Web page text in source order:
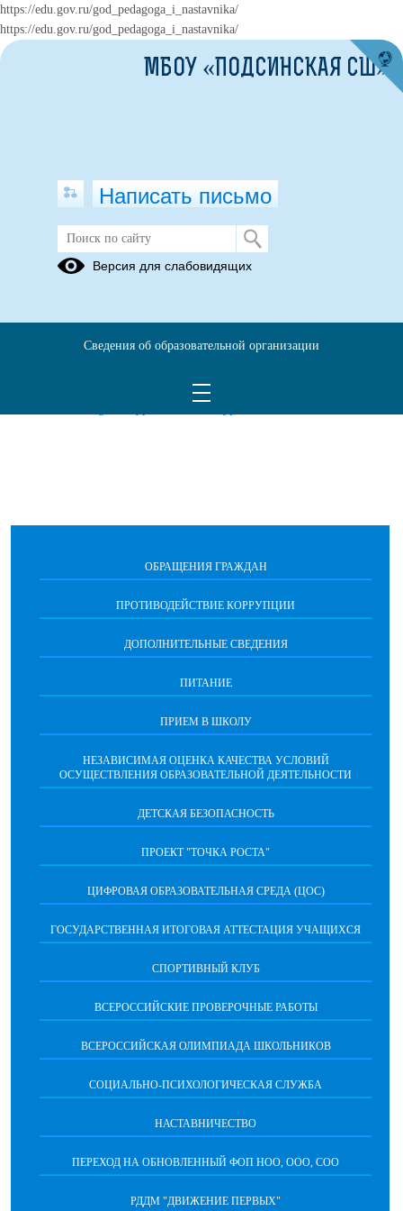
https://edu.gov.ru/god_pedagoga_i_nastavnika/
https://edu.gov.ru/god_pedagoga_i_nastavnika/
Ноябрь в календаре воспитательной
работы запланирован в нашей
отношений и правовой помощи.
https://podsinee.khakasiyaschool.ru/news-svc/item?
ОБРАЩЕНИЯ ГРАЖДАН
ПРОТИВОДЕЙСТВИЕ КОРРУПЦИИ
ДОПОЛНИТЕЛЬНЫЕ СВЕДЕНИЯ
ПИТАНИЕ
ПРИЕМ В ШКОЛУ
НЕЗАВИСИМАЯ ОЦЕНКА КАЧЕСТВА УСЛОВИЙ
ОСУЩЕСТВЛЕНИЯ ОБРАЗОВАТЕЛЬНОЙ ДЕЯТЕЛЬНОСТИ
ДЕТСКАЯ БЕЗОПАСНОСТЬ
ПРОЕКТ "ТОЧКА РОСТА"
ЦИФРОВАЯ ОБРАЗОВАТЕЛЬНАЯ СРЕДА (ЦОС)
ГОСУДАРСТВЕННАЯ ИТОГОВАЯ АТТЕСТАЦИЯ УЧАЩИХСЯ
СПОРТИВНЫЙ КЛУБ
ВСЕРОССИЙСКИЕ ПРОВЕРОЧНЫЕ РАБОТЫ
ВСЕРОССИЙСКАЯ ОЛИМПИАДА ШКОЛЬНИКОВ
СОЦИАЛЬНО-ПСИХОЛОГИЧЕСКАЯ СЛУЖБА
НАСТАВНИЧЕСТВО
ПЕРЕХОД НА ОБНОВЛЕННЫЙ ФОП НОО, ООО, СОО
РДДМ "ДВИЖЕНИЕ ПЕРВЫХ"
МБОУ «ПОДСИНСКАЯ СШ»
Написать письмо
Версия для слабовидящих
Сведения об образовательной организации